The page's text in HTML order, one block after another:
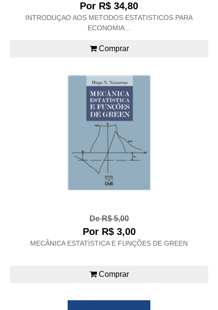
Por R$ 34,80
INTRODUÇAO AOS METODOS ESTATISTICOS PARA
ECONOMIA...
Comprar
De R$ 5,00
Por R$ 3,00
MECÂNICA ESTATÍSTICA E FUNÇÕES DE GREEN
Comprar